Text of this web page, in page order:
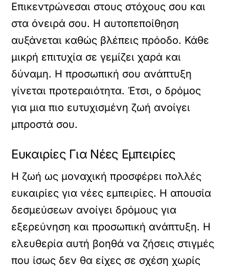
Επικεντρώνεσαι στους στόχους σου και
στα όνειρά σου. Η αυτοπεποίθηση
αυξάνεται καθώς βλέπεις πρόοδο. Κάθε
μικρή επιτυχία σε γεμίζει χαρά και
δύναμη. Η προσωπική σου ανάπτυξη
γίνεται προτεραιότητα. Έτσι, ο δρόμος
για μια πιο ευτυχισμένη ζωή ανοίγει
μπροστά σου.
Ευκαιρίες Για Νέες Εμπειρίες
Η ζωή ως μοναχική προσφέρει πολλές
ευκαιρίες για νέες εμπειρίες. Η απουσία
δεσμεύσεων ανοίγει δρόμους για
εξερεύνηση και προσωπική ανάπτυξη. Η
ελευθερία αυτή βοηθά να ζήσεις στιγμές
που ίσως δεν θα είχες σε σχέση χωρίς